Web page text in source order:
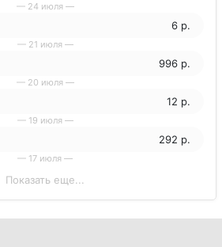
— 24 июля —
6 р.
— 21 июля —
996 р.
— 20 июля —
12 р.
— 19 июля —
292 р.
— 17 июля —
Показать еще...